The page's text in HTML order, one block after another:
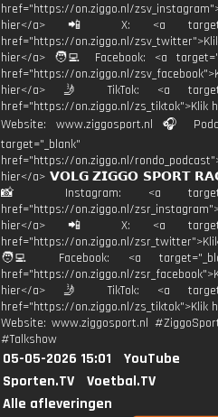
href="https://on.ziggo.nl/
hier</a> 📲 X: <a
href="https://on.ziggo.nl/
hier</a> 🧑‍💻 Facebook: <a
href="https://on.ziggo.nl/
hier</a> 🤳 TikTok: <a
href="https://on.ziggo.nl/zs_tiktok">Klik
Website: www.ziggosport.nl 🎧
target="_blank"
href="https://on.ziggo.nl/
hier</a> 𝗩𝗢𝗟𝗚 𝗭𝗜𝗚𝗚𝗢 𝗦𝗣𝗢𝗥𝗧
📸 Instagram: <a
href="https://on.ziggo.nl/
hier</a> 📲 X: <a
href="https://on.ziggo.nl/
🧑‍💻 Facebook: <a
href="https://on.ziggo.nl/
hier</a> 🤳 TikTok: <a
href="https://on.ziggo.nl/zs_tiktok">Klik
Website: www.ziggosport.nl
#Talkshow
05-05-2026 15:01
YouTube
Sporten.TV
Voetbal.TV
Alle afleveringen